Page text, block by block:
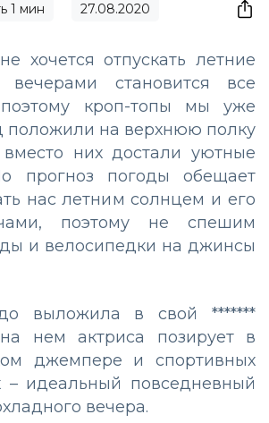
1 мин 27.08.2020
хочется отпускать летние
становится все
поэтому кроп-топы мы уже
положили на верхнюю полку
них достали уютные
прогноз погоды обещает
нас летним солнцем и его
поэтому не спешим
и велосипедки на джинсы
выложила в свой *******
нем актриса позирует в
джемпере и спортивных
– идеальный повседневный
вечера.